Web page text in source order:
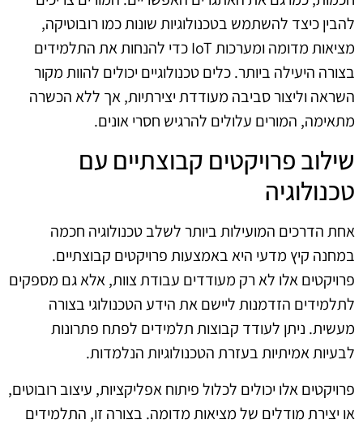
להבין כיצד להשתמש בטכנולוגיות שונות כמו רובוטיקה,
מציאות מדומה ומערכות IoT כדי להנחות את התלמידים
בצורה היעילה ביותר. כלים טכנולוגיים יכולים להוות מקור
השראה וליצור סביבה מעודדת יצירתיות, אך ללא הכשרה
מתאימה, המורים עלולים להרגיש חסרי אונים.
שילוב פרויקטים קבוצתיים עם
טכנולוגיה
אחת הדרכים המועילות ביותר לשלב טכנולוגיה חכמה
במחנה קיץ מדעי היא באמצעות פרויקטים קבוצתיים.
פרויקטים אלו לא רק מעודדים עבודת צוות, אלא גם מספקים
לתלמידים הזדמנות ליישם את הידע הטכנולוגי בצורה
מעשית. ניתן לעודד קבוצות תלמידים לפתח פתרונות
לבעיות אמיתיות בעזרת הטכנולוגיות הנלמדות.
פרויקטים אלו יכולים לכלול פיתוח אפליקציות, עיצוב רובוטים,
או יצירת מודלים של מציאות מדומה. בצורה זו, התלמידים